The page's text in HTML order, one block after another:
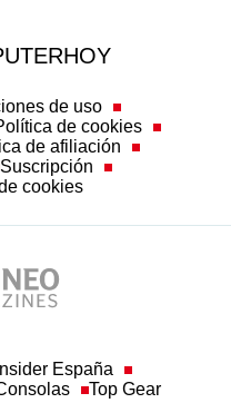
de uso
de cookies
de afiliación
Suscripción
cookies
España
Top Gear